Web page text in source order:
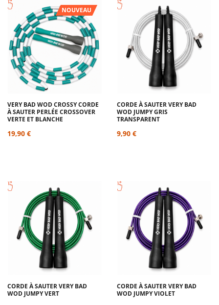
NOUVEAU
VERY BAD WOD CROSSY CORDE
À SAUTER PERLÉE CROSSOVER
VERTE ET BLANCHE
19,90 €
CORDE À SAUTER VERY BAD
WOD JUMPY GRIS
TRANSPARENT
9,90 €
CORDE À SAUTER VERY BAD
WOD JUMPY VERT
CORDE À SAUTER VERY BAD
WOD JUMPY VIOLET